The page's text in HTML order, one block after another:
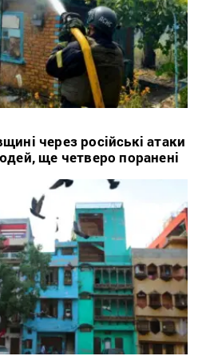
через російські атаки
ще четверо поранені